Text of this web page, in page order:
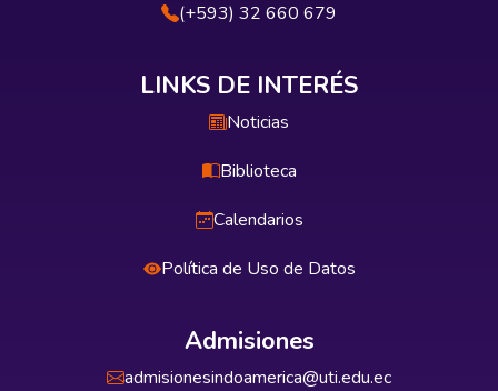
(+593) 32 660 679
LINKS DE INTERÉS
Noticias
Biblioteca
Calendarios
Política de Uso de Datos
Admisiones
admisionesindoamerica@uti.edu.ec